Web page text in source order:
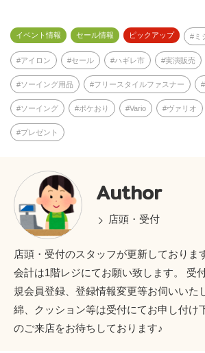
イベント情報 セール情報 ピックアップ ミ
アイロン セール ハギレ市 実演販売
ソーイング用品 フリースタイルファスナー
ソーイング ポケおり Vario ヴァリオ
プレゼント
Author
店頭・受付
店頭・受付のスタッフが更新しておりま
会計は1階レジにてお願い致します。 受
規会員登録、登録情報変更等お伺いいた
綿、クッション等は受付にてお申し付け
のご来店をお待ちしております♪